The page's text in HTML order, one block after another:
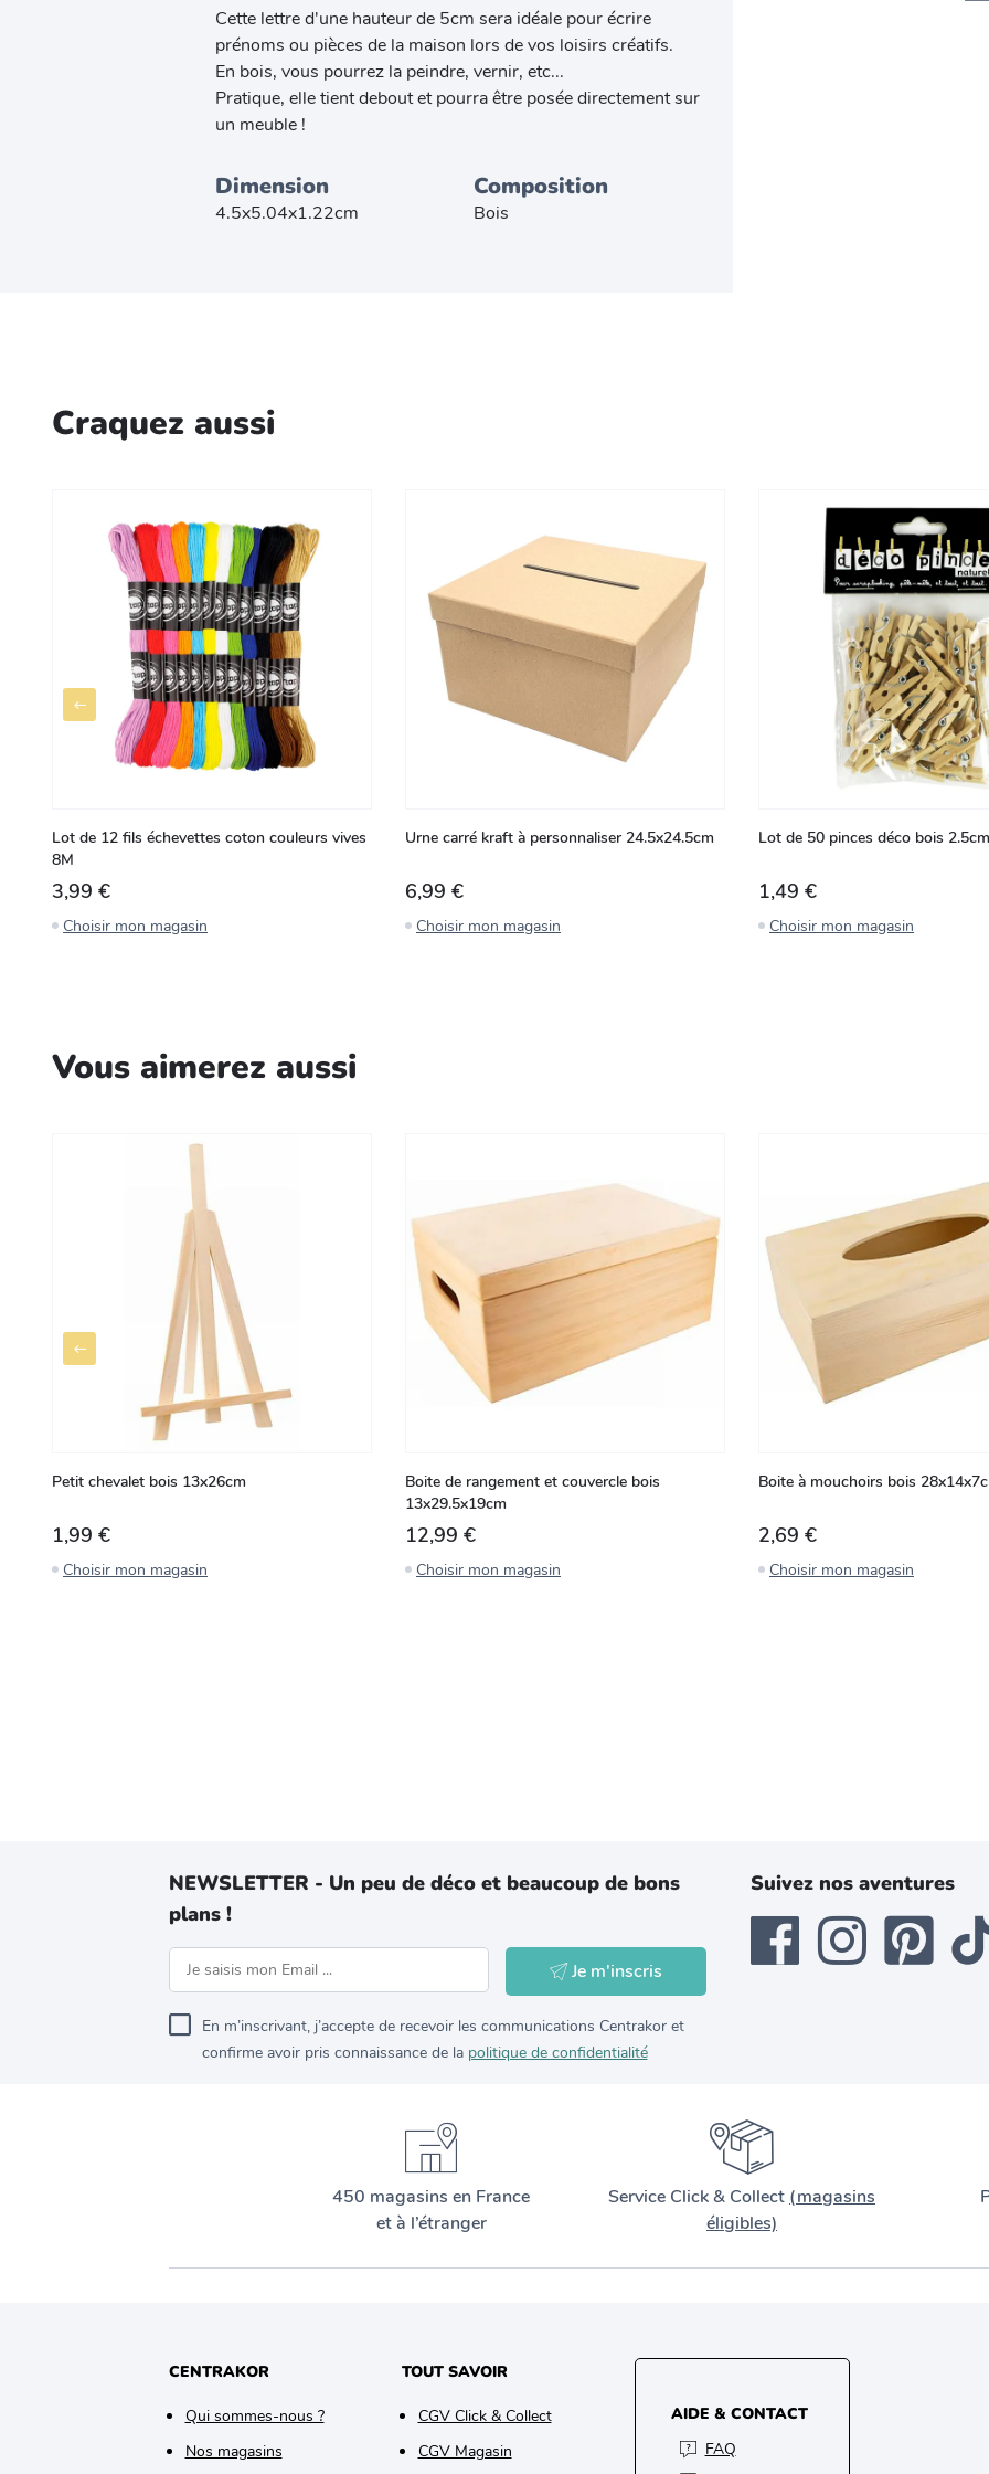
Cette lettre d'une hauteur de 5cm sera idéale pour écrire
prénoms ou pièces de la maison lors de vos loisirs créatifs.
En bois, vous pourrez la peindre, vernir, etc...
Pratique, elle tient debout et pourra être posée directement sur
un meuble !
Dimension
4.5x5.04x1.22cm
Composition
Bois
Craquez aussi
Lot de 12 fils échevettes coton couleurs vives
8M
3,99 €
Choisir mon magasin
Urne carré kraft à personnaliser 24.5x24.5cm
6,99 €
Choisir mon magasin
Lot de 50 pinces déco bois 2.5cm
1,49 €
Choisir mon magasin
Vous aimerez aussi
Petit chevalet bois 13x26cm
1,99 €
Choisir mon magasin
Boite de rangement et couvercle bois
13x29.5x19cm
12,99 €
Choisir mon magasin
Boite à mouchoirs bois
2,69 €
Choisir mon magasin
NEWSLETTER - Un peu de déco et beaucoup de bons
plans !
Je m'inscris
En m’inscrivant, j’accepte de recevoir les communications Centrakor et
confirme avoir pris connaissance de la politique de confidentialité
Suivez nos aventures
450 magasins en France
et à l’étranger
Service Click & Collect (magasins
éligibles)
CENTRAKOR
Qui sommes-nous ?
Nos magasins
TOUT SAVOIR
CGV Click & Collect
CGV Magasin
AIDE & CONTACT
FAQ